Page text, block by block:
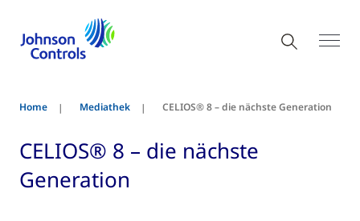
Home Mediathek CELIOS® 8 – die nächste Generation
CELIOS® 8 – die nächste
Generation